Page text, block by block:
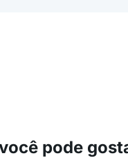
pode